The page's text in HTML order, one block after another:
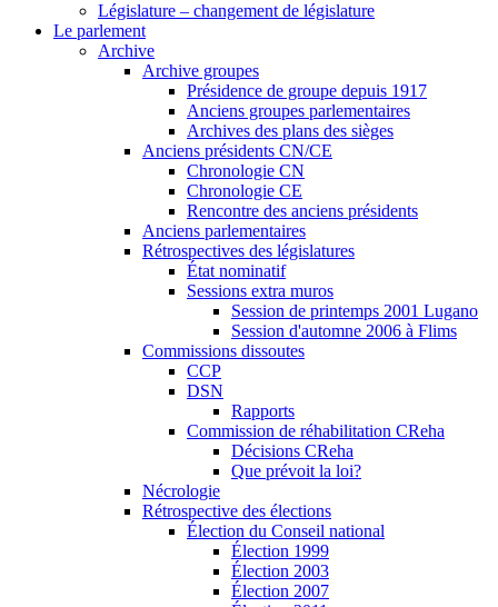
Législature – changement de législature
Le parlement
Archive
Archive groupes
Présidence de groupe depuis 1917
Anciens groupes parlementaires
Archives des plans des sièges
Anciens présidents CN/CE
Chronologie CN
Chronologie CE
Rencontre des anciens présidents
Anciens parlementaires
Rétrospectives des législatures
État nominatif
Sessions extra muros
Session de printemps 2001 Lugano
Session d'automne 2006 à Flims
Commissions dissoutes
CCP
DSN
Rapports
Commission de réhabilitation CReha
Décisions CReha
Que prévoit la loi?
Nécrologie
Rétrospective des élections
Élection du Conseil national
Élection 1999
Élection 2003
Élection 2007